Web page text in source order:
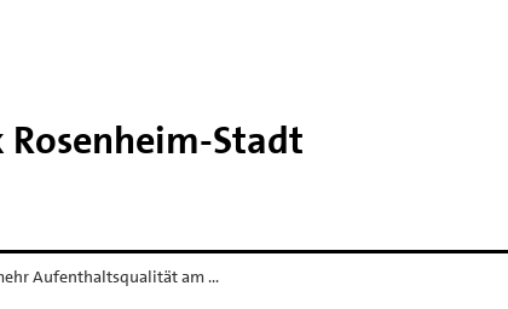
Rosenheim-​Stadt
Aufenthaltsqualität am …